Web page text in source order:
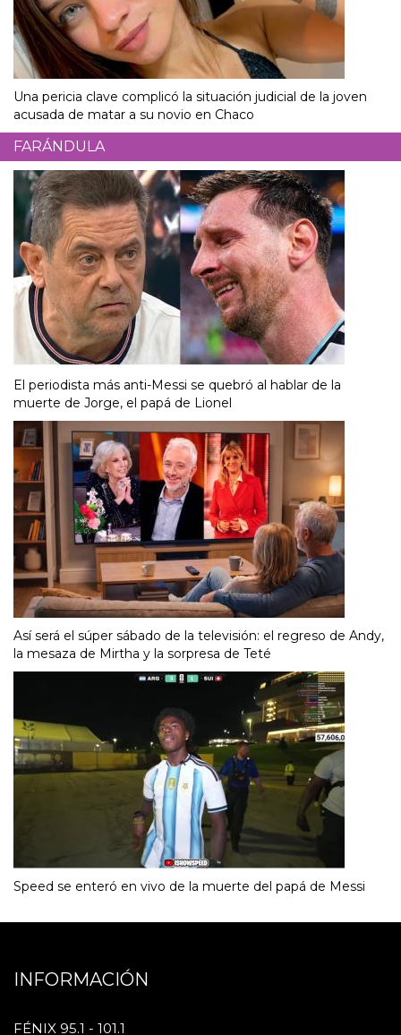
Una pericia clave complicó la situación judicial de la joven
acusada de matar a su novio en Chaco
FARÁNDULA
El periodista más anti-Messi se quebró al hablar de la
muerte de Jorge, el papá de Lionel
Así será el súper sábado de la televisión: el regreso de Andy,
la mesaza de Mirtha y la sorpresa de Teté
Speed se enteró en vivo de la muerte del papá de Messi
INFORMACIÓN
FÉNIX 95.1 - 101.1